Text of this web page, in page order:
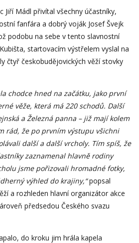
Jiří Mádl přivítal všechny účastníky,
fanfára a dobrý voják Josef Švejk
podobu na sebe v tento slavnostní
startovacím výstřelem vyslal na
čtyř českobudějovických věží stovky
chodce hned na začátku, jako první
věže, která má 220 schodů. Další
a Železná panna – již mají kolem
rád, že po prvním výstupu všichni
další a další vrcholy. Tím spíš, že
zaznamenal hlavně rodiny
jsme pořizovali hromadné fotky,
výhled do krajiny,“popsal
a rozhleden hlavní organizátor akce
předsedou Českého svazu
do kroku jim hrála kapela